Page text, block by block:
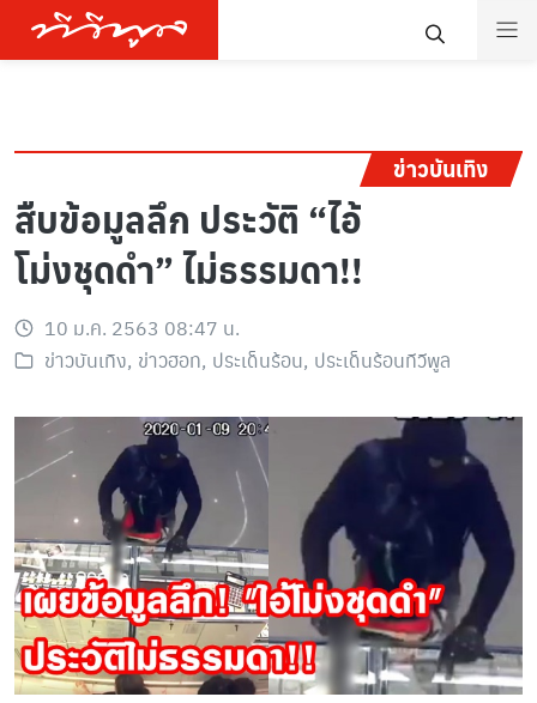
ข่าวบันเทิง
สืบข้อมูลลึก ประวัติ “ไอ้
โม่งชุดดำ” ไม่ธรรมดา!!
10 ม.ค. 2563 08:47 น.
ข่าวบันเทิง, ข่าวฮอท, ประเด็นร้อน, ประเด็นร้อนทีวีพูล